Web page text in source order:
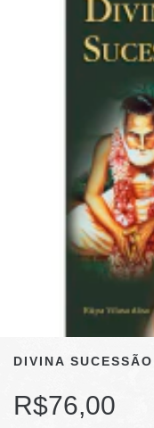
DIVINA SUCESSÃO
R$76,00